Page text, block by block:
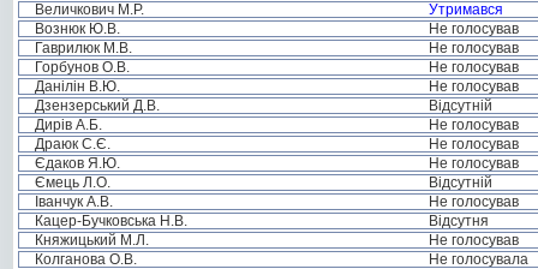
Величкович М.Р.
Утримався
Вознюк Ю.В.
Не голосував
Гаврилюк М.В.
Не голосував
Горбунов О.В.
Не голосував
Данілін В.Ю.
Не голосував
Дзензерський Д.В.
Відсутній
Дирів А.Б.
Не голосував
Драюк С.Є.
Не голосував
Єдаков Я.Ю.
Не голосував
Ємець Л.О.
Відсутній
Іванчук А.В.
Не голосував
Кацер-Бучковська Н.В.
Відсутня
Княжицький М.Л.
Не голосував
Колганова О.В.
Не голосувала